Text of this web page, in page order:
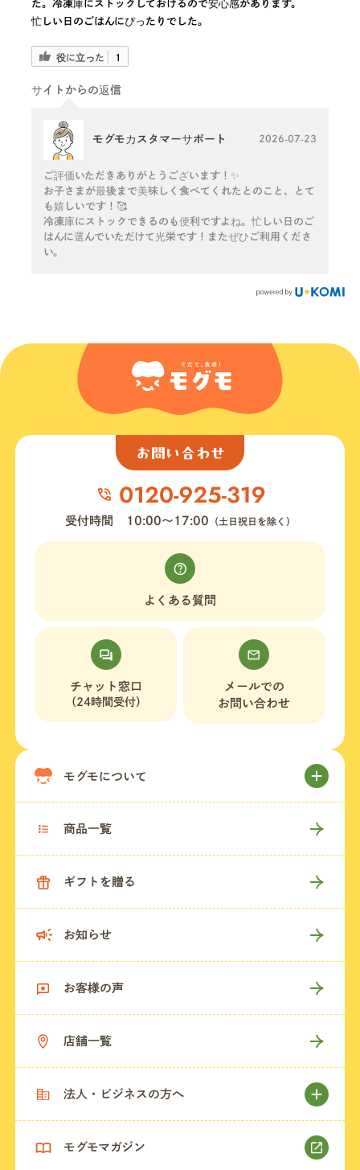
た。冷凍庫にストックしておけるので安心感があります。
忙しい日のごはんにぴったりでした。
役に立った 1
サイトからの返信
モグモカスタマーサポート 2026-07-23
ご評価いただきありがとうございます！✨
お子さまが最後まで美味しく食べてくれたとのこと、とて
も嬉しいです！🥰
冷凍庫にストックできるのも便利ですよね。忙しい日のご
はんに選んでいただけて光栄です！またぜひご利用くださ
い。
お問い合わせ
受付時間 10:00〜17:00 （土日祝日を除く）
よくある質問
チャット窓口
（24時間受付）
メールでの
お問い合わせ
モグモについて
商品一覧
ギフトを贈る
お知らせ
お客様の声
店舗一覧
法人・ビジネスの方へ
モグモマガジン